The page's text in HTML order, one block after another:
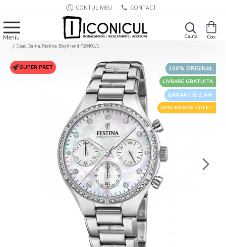
CONTUL MEU CONTACT
Ceas Dama, Festina, Boyfriend F20401/1
GARANTIE 2 ANI
100% ORIGINAL
LIVRARE GRATUITA
DESCHIDERE COLET
SUPER PRET